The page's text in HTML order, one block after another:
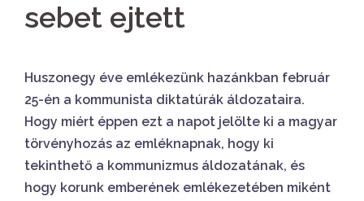
sebet ejtett
Huszonegy éve emlékezünk hazánkban február
25-én a kommunista diktatúrák áldozataira.
Hogy miért éppen ezt a napot jelölte ki a magyar
törvényhozás az emléknapnak, hogy ki
tekinthető a kommunizmus áldozatának, és
hogy korunk emberének emlékezetében miként